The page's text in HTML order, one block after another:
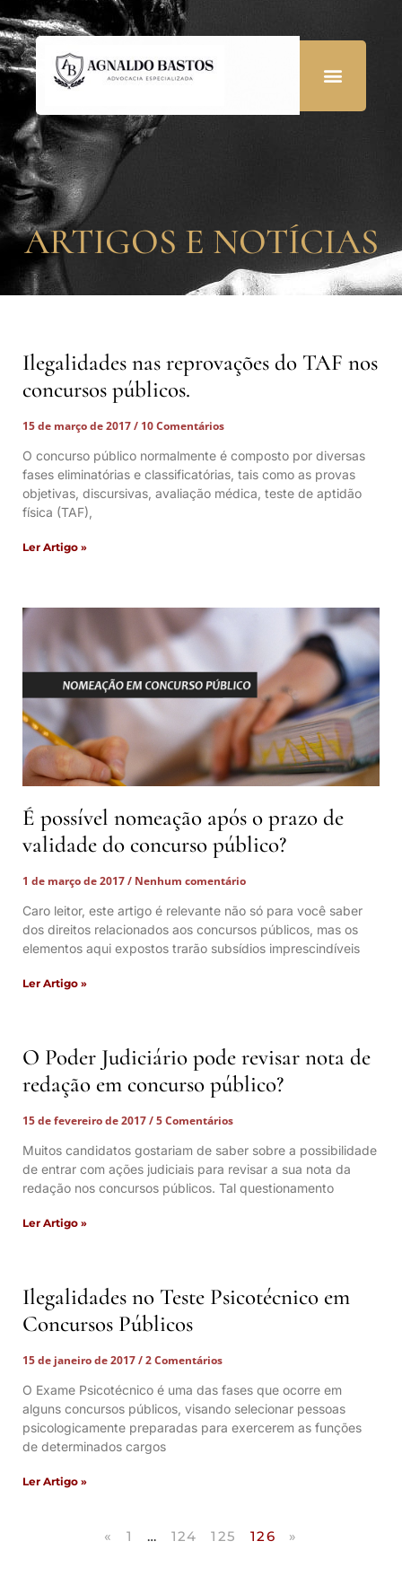
ARTIGOS E NOTÍCIAS
Ilegalidades nas reprovações do TAF nos
concursos públicos.
15 de março de 2017
10 Comentários
O concurso público normalmente é composto por diversas
fases eliminatórias e classificatórias, tais como as provas
objetivas, discursivas, avaliação médica, teste de aptidão
física (TAF),
Ler Artigo »
É possível nomeação após o prazo de
validade do concurso público?
1 de março de 2017
Nenhum comentário
Caro leitor, este artigo é relevante não só para você saber
dos direitos relacionados aos concursos públicos, mas os
elementos aqui expostos trarão subsídios imprescindíveis
Ler Artigo »
O Poder Judiciário pode revisar nota de
redação em concurso público?
15 de fevereiro de 2017
5 Comentários
Muitos candidatos gostariam de saber sobre a possibilidade
de entrar com ações judiciais para revisar a sua nota da
redação nos concursos públicos. Tal questionamento
Ler Artigo »
Ilegalidades no Teste Psicotécnico em
Concursos Públicos
15 de janeiro de 2017
2 Comentários
O Exame Psicotécnico é uma das fases que ocorre em
alguns concursos públicos, visando selecionar pessoas
psicologicamente preparadas para exercerem as funções
de determinados cargos
Ler Artigo »
« 1 … 124 125 126 »